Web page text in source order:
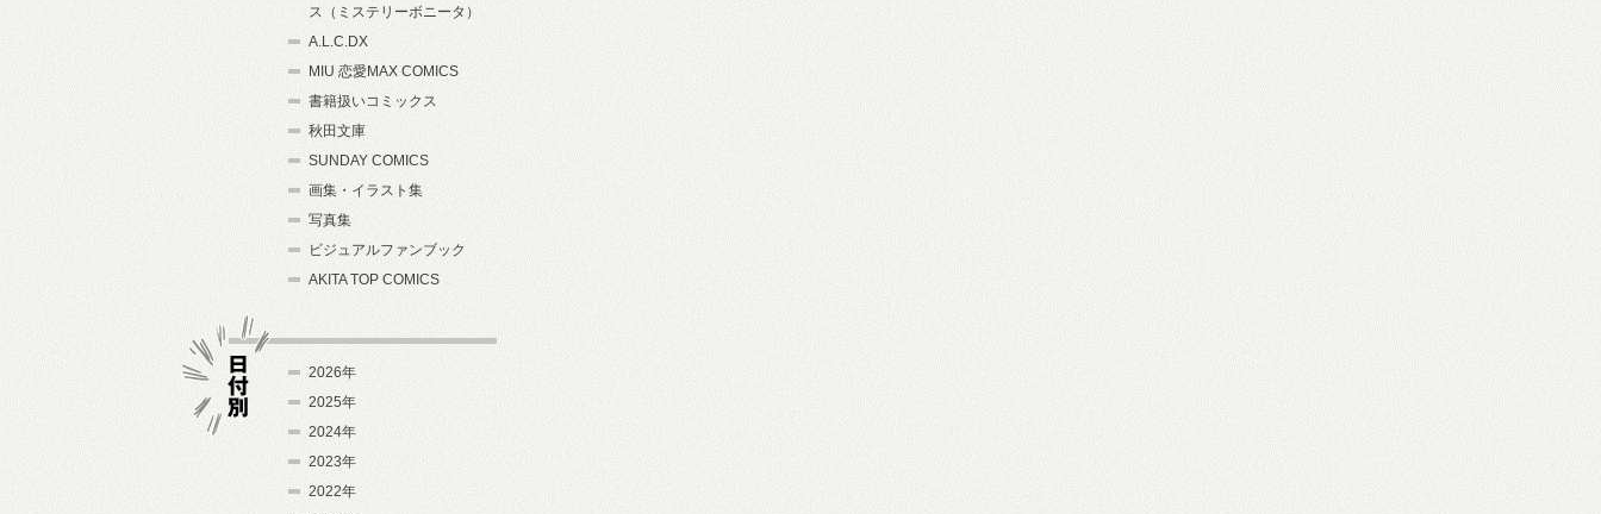
ス（ミステリーボニータ）
A.L.C.DX
MIU 恋愛MAX COMICS
書籍扱いコミックス
秋田文庫
SUNDAY COMICS
画集・イラスト集
写真集
ビジュアルファンブック
AKITA TOP COMICS
2026年
2025年
2024年
2023年
2022年